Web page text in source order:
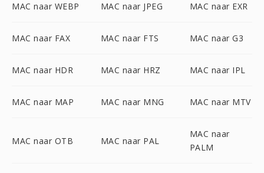
MAC naar WEBP MAC naar JPEG MAC naar EXR
MAC naar FAX MAC naar FTS MAC naar G3
MAC naar HDR MAC naar HRZ MAC naar IPL
MAC naar MAP MAC naar MNG MAC naar MTV
MAC naar OTB MAC naar PAL
MAC naar
PALM